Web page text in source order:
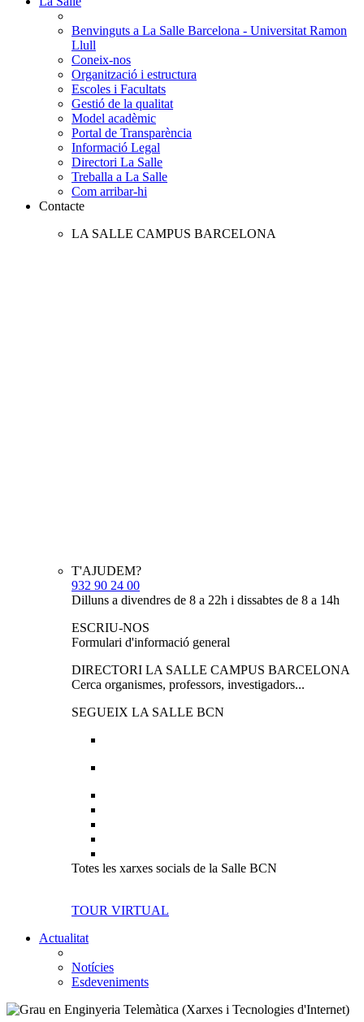
Benvinguts a La Salle Barcelona - Universitat Ramon
Llull
Coneix-nos
Organització i estructura
Escoles i Facultats
Gestió de la qualitat
Model acadèmic
Portal de Transparència
Informació Legal
Directori La Salle
Treballa a La Salle
Com arribar-hi
Contacte
LA SALLE CAMPUS BARCELONA
T'AJUDEM?
932 90 24 00
Dilluns a divendres de 8 a 22h i dissabtes de 8 a 14h
ESCRIU-NOS
Formulari d'informació general
DIRECTORI LA SALLE CAMPUS BARCELONA
Cerca organismes, professors, investigadors...
SEGUEIX LA SALLE BCN
Totes les xarxes socials de la Salle BCN
TOUR VIRTUAL
Actualitat
Notícies
Esdeveniments